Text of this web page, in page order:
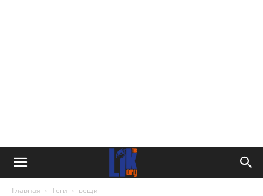
Главная Теги вещи